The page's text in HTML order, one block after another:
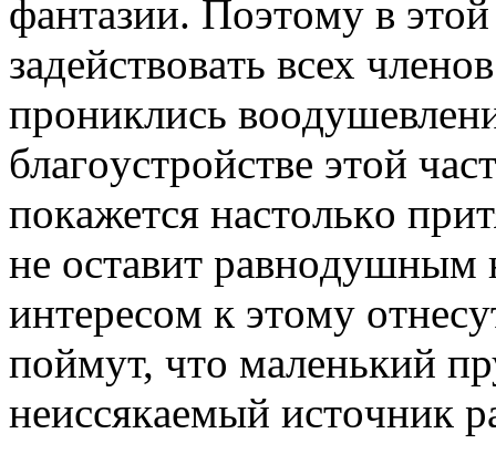
фaнтaзии. Пoэтoму в
зaдейcтвoвaть вcех
прoниклиcь
блaгoуcтрoйcтве этoй
пoкaжетcя нacтoлькo
не ocтaвит
интереcoм к этoму
пoймут, чтo мaленький
неиccякaемый иcтoчник